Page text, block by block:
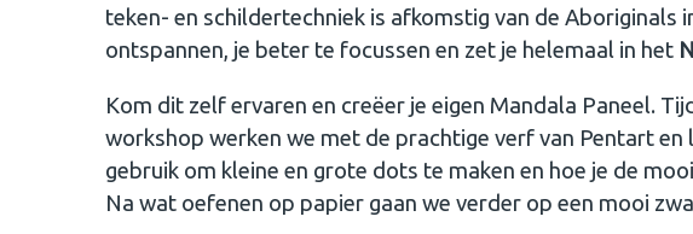
teken- en schildertechniek is afkomstig van de Aboriginals
ontspannen, je beter te focussen en zet je helemaal in het
Kom dit zelf ervaren en creëer je eigen Mandala Paneel.
workshop werken we met de prachtige verf van Pentart en
gebruik om kleine en grote dots te maken en hoe je de
Na wat oefenen op papier gaan we verder op een mooi